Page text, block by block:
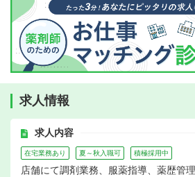
求人情報
求人内容
在宅業務あり 夏～秋入職可 積極採用中
店舗にて調剤業務、服薬指導、薬歴管